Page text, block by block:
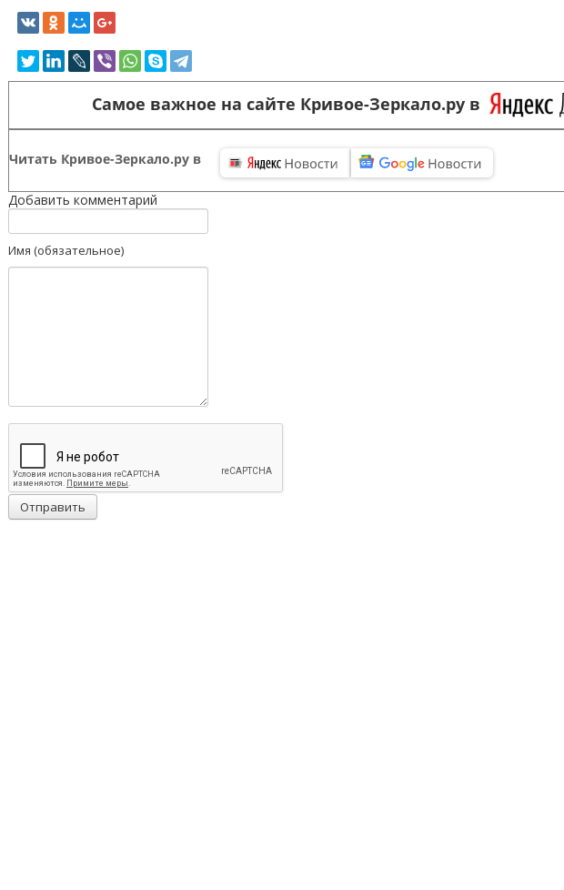
Самое важное на сайте Кривое-Зеркало.ру в
Читать Кривое-Зеркало.ру в
Добавить комментарий
Имя (обязательное)
Отправить